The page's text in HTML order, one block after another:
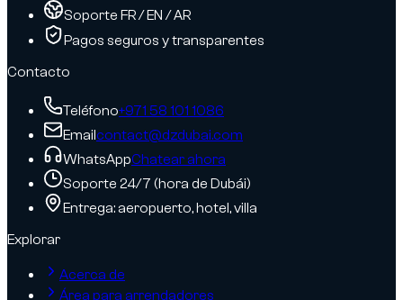
Soporte FR / EN / AR
Pagos seguros y transparentes
Contacto
Teléfono+971 58 101 1086
Email contact@dzdubai.com
WhatsAppChatear ahora
Soporte 24/7 (hora de Dubái)
Entrega: aeropuerto, hotel, villa
Explorar
Acerca de
Área para arrendadores